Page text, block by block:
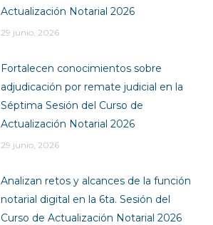
Actualización Notarial 2026
29 junio, 2026
Fortalecen conocimientos sobre
adjudicación por remate judicial en la
Séptima Sesión del Curso de
Actualización Notarial 2026
29 junio, 2026
Analizan retos y alcances de la función
notarial digital en la 6ta. Sesión del
Curso de Actualización Notarial 2026